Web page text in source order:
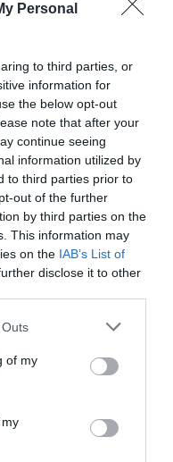
Personal
to third parties, or
information for
the below opt-out
note that after your
continue seeing
information utilized by
to third parties prior to
out of the further
by third parties on the
This information may
on the IAB’s List of
disclose it to other
of my